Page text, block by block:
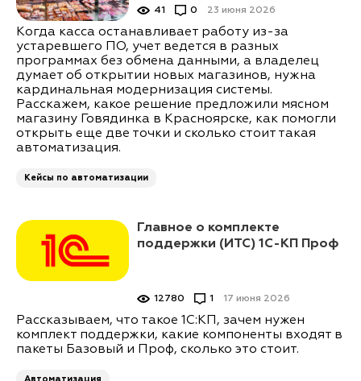
23 июня 2026
41 0
Когда касса останавливает работу из-за
устаревшего ПО, учет ведется в разных
программах без обмена данными, а владелец
думает об открытии новых магазинов, нужна
кардинальная модернизация системы.
Расскажем, какое решение предложили мясном
магазину Говядинка в Красноярске, как помогли
открыть еще две точки и сколько стоит такая
автоматизация.
Кейсы по автоматизации
Главное о комплекте
поддержки (ИТС) 1С-КП Проф
17 июня 2026
12780 1
Рассказываем, что такое 1С:КП, зачем нужен
комплект поддержки, какие компоненты входят в
пакеты Базовый и Проф, сколько это стоит.
Автоматизация